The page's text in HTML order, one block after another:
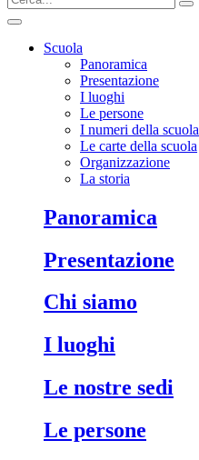
Scuola
Panoramica
Presentazione
I luoghi
Le persone
I numeri della scuola
Le carte della scuola
Organizzazione
La storia
panoramica
presentazione
chi siamo
i luoghi
le nostre sedi
le persone